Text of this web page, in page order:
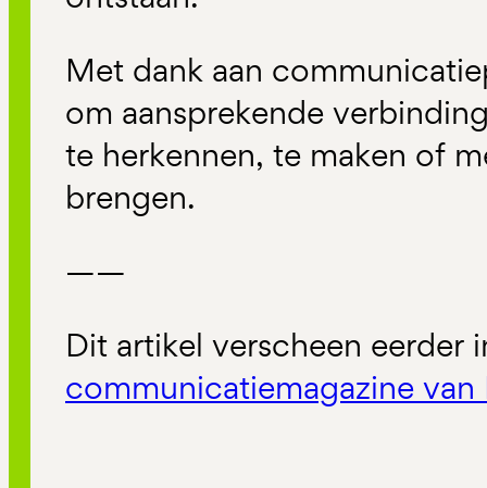
Met dank aan
om aansprekende
te herkennen, te maken of
brengen.
——
Dit artikel verscheen eerder
communicatiemagazine van